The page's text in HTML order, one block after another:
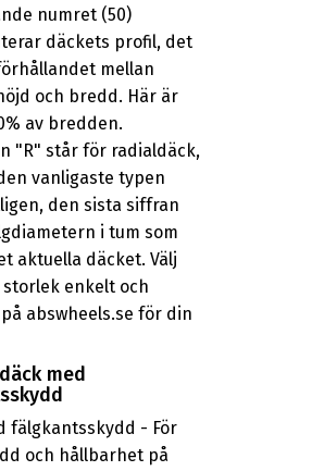
numret (50)
däckets profil, det
mellan
och bredd. Här är
av bredden.
"R" står för radialdäck,
vanligaste typen
den sista siffran
i tum som
aktuella däcket. Välj
enkelt och
abswheels.se för din
med
fälgkantsskydd - För
och hållbarhet på